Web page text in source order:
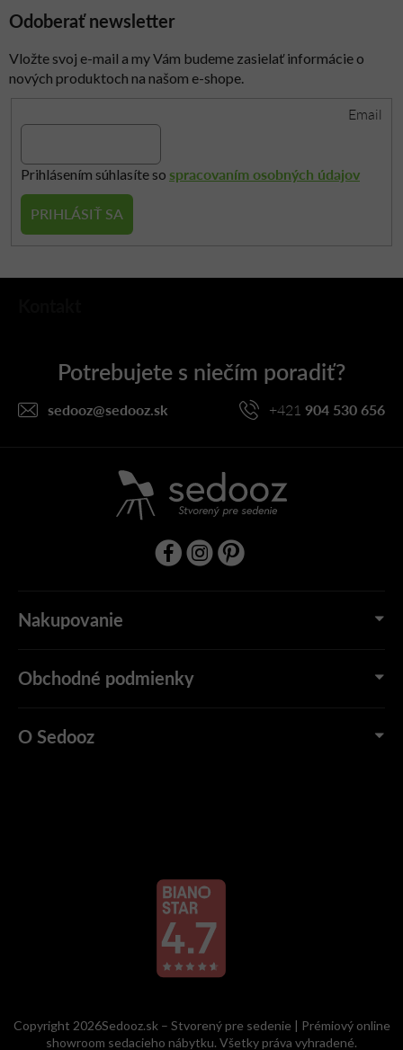
Odoberať newsletter
Vložte svoj e-mail a my Vám budeme zasielať informácie o
nových produktoch na našom e-shope.
Email
Prihlásením súhlasíte so spracovaním osobných údajov
PRIHLÁSIŤ SA
Z
sedooz@sedooz.sk +421 904 530 656
Nakupovanie
Obchodné podmienky
O Sedooz
Copyright 2026Sedooz.sk – Stvorený pre sedenie | Prémiový online
showroom sedacieho nábytku. Všetky práva vyhradené.